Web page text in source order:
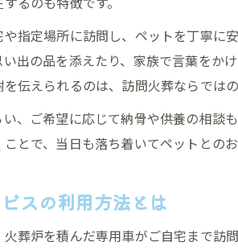
指定場所に訪問し、ペットを丁寧に
出の品を添えたり、家族で言葉をかけ
伝えられるのは、訪問火葬ならではの
、ご希望に応じて納骨や供養の相談
とで、当日も落ち着いてペットとのお
スの利用方法とは
葬炉を積んだ専用車がご自宅まで訪